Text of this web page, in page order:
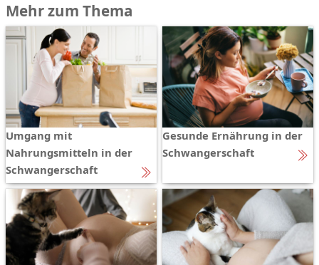
Mehr zum Thema
Umgang mit
Nahrungsmitteln in der
Schwangerschaft
Gesunde Ernährung in der
Schwangerschaft